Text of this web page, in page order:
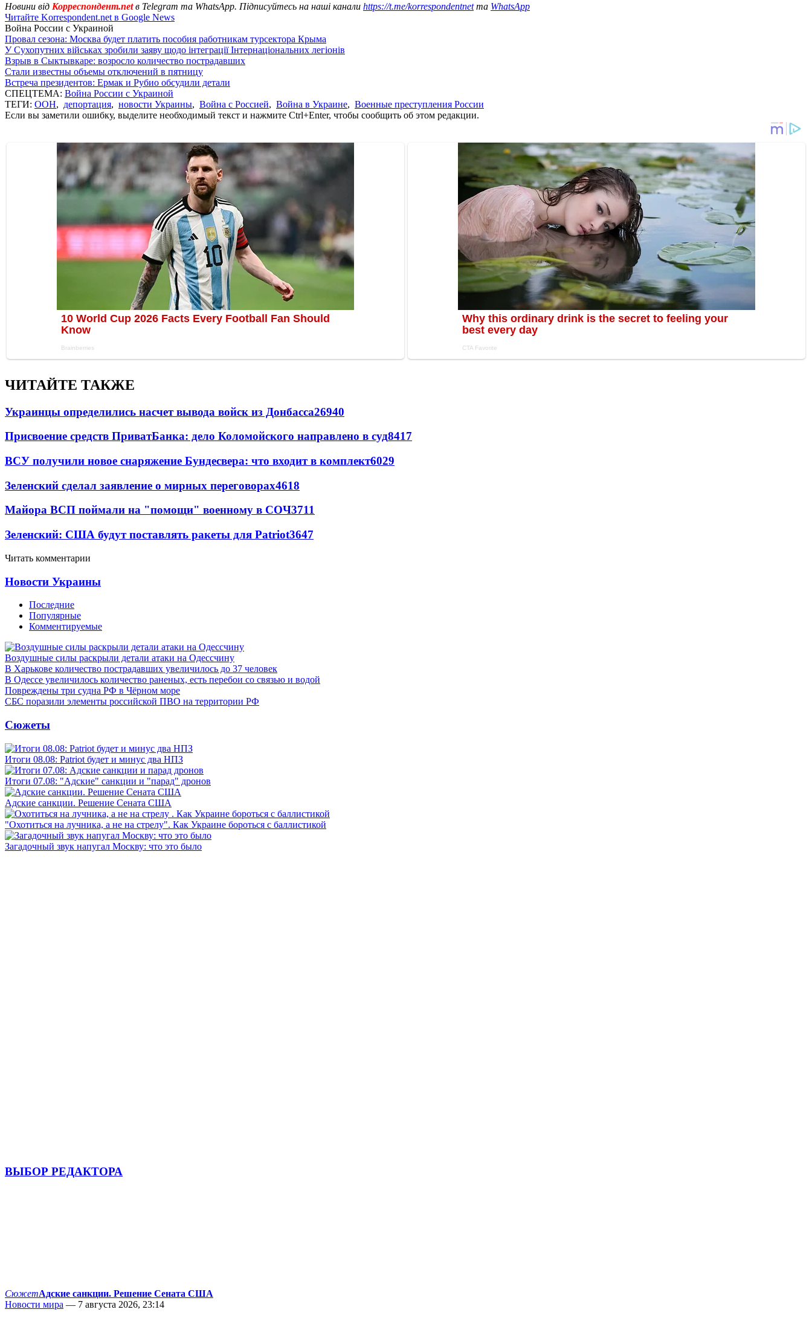
Новини від Корреспондент.netв Telegram та WhatsApp. Підписуйтесь на наші канали https://t.me/korrespondentnetта WhatsApp
Читайте Korrespondent.net в Google News
Война России с Украиной
Провал сезона: Москва будет платить пособия работникам турсектора Крыма
У Сухопутних військах зробили заяву щодо інтеграції Інтернаціональних легіонів
Взрыв в Сыктывкаре: возросло количество пострадавших
Стали известны объемы отключений в пятницу
Встреча президентов: Ермак и Рубио обсудили детали
СПЕЦТЕМА: Война России с Украиной
ТЕГИ: ООН, депортация, новости Украины, Война с Россией, Война в Украине, Военные преступления России
Если вы заметили ошибку, выделите необходимый текст и нажмите Ctrl+Enter, чтобы сообщить об этом редакции.
ЧИТАЙТЕ ТАКЖЕ
Украинцы определились насчет вывода войск из Донбасса26940
Присвоение средств ПриватБанка: дело Коломойского направлено в суд8417
ВСУ получили новое снаряжение Бундесвера: что входит в комплект6029
Зеленский сделал заявление о мирных переговорах4618
Майора ВСП поймали на "помощи" военному в СОЧ3711
Зеленский: США будут поставлять ракеты для Patriot3647
Читать комментарии
Новости Украины
Последние
Популярные
Комментируемые
Воздушные силы раскрыли детали атаки на Одессчину
В Харькове количество пострадавших увеличилось до 37 человек
В Одессе увеличилось количество раненых, есть перебои со связью и водой
Повреждены три судна РФ в Чёрном море
СБС поразили элементы российской ПВО на территории РФ
Сюжеты
Итоги 08.08: Patriot будет и минус два НПЗ
Итоги 07.08: "Адские" санкции и "парад" дронов
Адские санкции. Решение Сената США
"Охотиться на лучника, а не на стрелу". Как Украине бороться с баллистикой
Загадочный звук напугал Москву: что это было
ВЫБОР РЕДАКТОРА
СюжетАдские санкции. Решение Сената США
Новости мира — 7 августа 2026, 23:14